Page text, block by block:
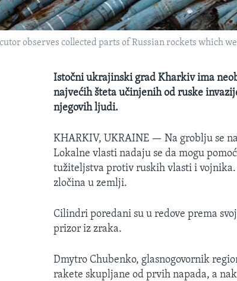
observes collected parts of Russian rockets which
Istočni ukrajinski grad Kharkiv ima
najvećih šteta učinjenih od ruske
njegovih ljudi.
KHARKIV, UKRAINE —Na groblju se
Lokalne vlasti nadaju se da mogu
tužiteljstva protiv ruskih vlasti i vojnika.
zločina u zemlji.
Cilindri poredani su u redove prema
prizor iz zraka.
Dmytro Chubenko, glasnogovornik
rakete skupljane od prvih napada, a